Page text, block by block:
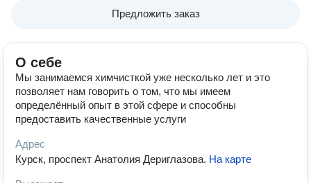
Предложить заказ
О себе
Мы занимаемся химчисткой уже несколько лет и это
позволяет нам говорить о том, что мы имеем
определённый опыт в этой сфере и способны
предоставить качественные услуги
Адрес
Курск, проспект Анатолия Дериглазова. На карте